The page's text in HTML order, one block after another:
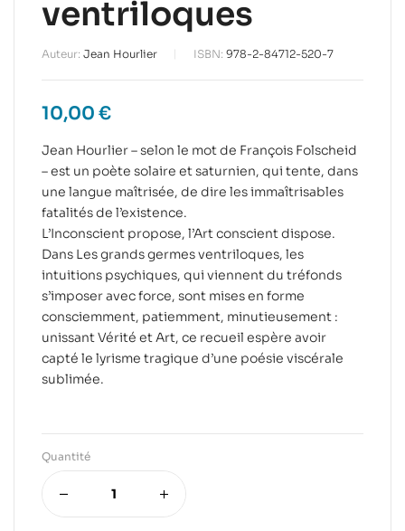
ventriloques
Auteur: Jean Hourlier ISBN: 978-2-84712-520-7
10,00 €
Jean Hourlier – selon le mot de François Folscheid
– est un poète solaire et saturnien, qui tente, dans
une langue maîtrisée, de dire les immaîtrisables
fatalités de l’existence.
L’Inconscient propose, l’Art conscient dispose.
Dans Les grands germes ventriloques, les
intuitions psychiques, qui viennent du tréfonds
s’imposer avec force, sont mises en forme
consciemment, patiemment, minutieusement :
unissant Vérité et Art, ce recueil espère avoir
capté le lyrisme tragique d’une poésie viscérale
sublimée.
Quantité